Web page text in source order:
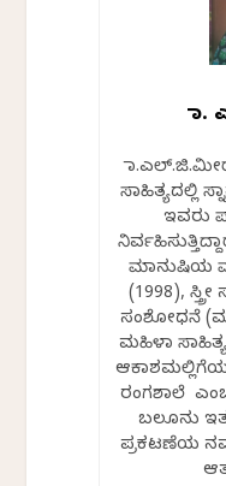
ಸಾಹಿತ್ಯದಲ್ಲಿ
ಇವರು
ಮಾನುಷಿಯ
(1998),
ಸಂಶೋಧನೆ
ಮಹಿಳಾ
ರಂಗಶಾಲೆ
ಬಲೂನು
ಪ್ರಕಟಣೆಯ